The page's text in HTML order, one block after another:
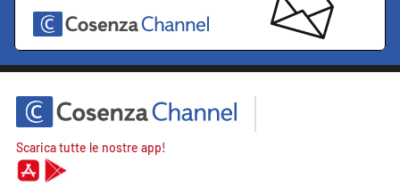
Scarica tutte le nostre app!